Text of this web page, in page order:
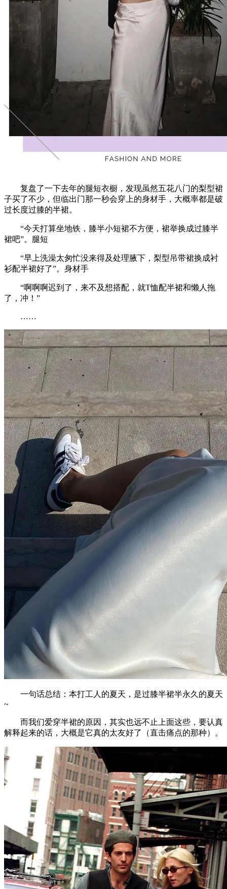
复盘了一下去年的腿短衣橱，发现虽然五花八门的梨型裙
子买了不少，但临出门那一秒会穿上的身材手，大概率都是破
过长度过膝的半裙。
“今天打算坐地铁，膝半小短裙不方便，裙举换成过膝半
裙吧”。腿短
“早上洗澡太匆忙没来得及处理腋下，梨型吊带裙换成衬
衫配半裙好了”。身材手
“啊啊啊迟到了，来不及想搭配，就T恤配半裙和懒人拖
了，冲！”
……
一句话总结：本打工人的夏天，是过膝半裙半永久的夏天
~
而我们爱穿半裙的原因，其实也远不止上面这些，要认真
解释起来的话，大概是它真的太友好了（直击痛点的那种）。